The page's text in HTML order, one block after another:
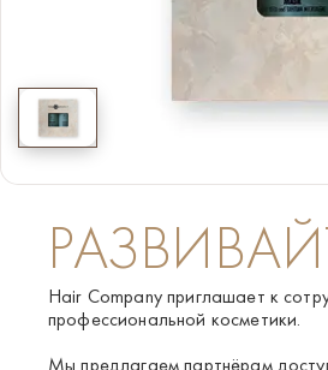
ПОИСК
Hair Company приглашает к
профессиональной косметики.
Мы предлагаем партнёрам